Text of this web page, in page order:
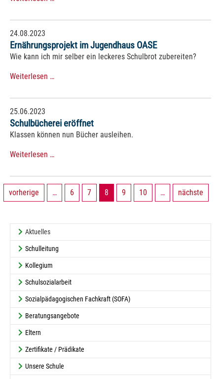
24.08.2023
Ernährungsprojekt im Jugendhaus OASE
Wie kann ich mir selber ein leckeres Schulbrot zubereiten?
Weiterlesen …
25.06.2023
Schulbücherei eröffnet
Klassen können nun Bücher ausleihen.
Weiterlesen …
vorherige … 6 7 8 9 10 … nächste
Aktuelles(current)
Schulleitung
Kollegium
Schulsozialarbeit
Sozialpädagogischen Fachkraft (SOFA)
Beratungsangebote
Eltern
Zertifikate / Prädikate
Unsere Schule